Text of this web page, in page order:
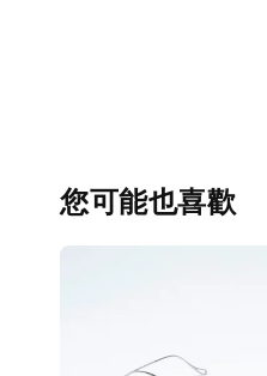
您可能也喜歡